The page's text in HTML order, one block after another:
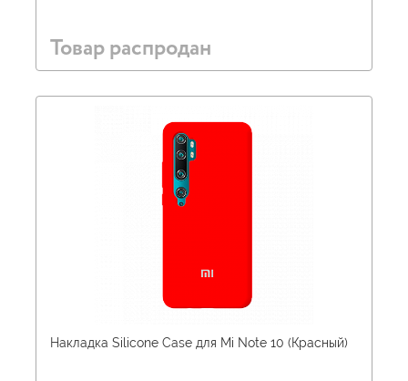
Товар распродан
Накладка Silicone Case для Mi Note 10 (Красный)